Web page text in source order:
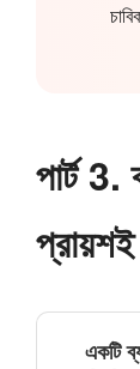
পার্ট 3.
প্রায়শই
একটি